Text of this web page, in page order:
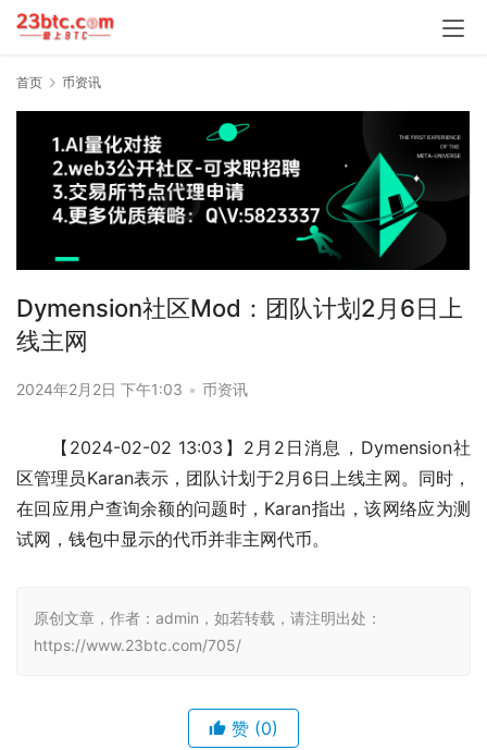
首页 币资讯
Dymension社区Mod：团队计划2月6日上
线主网
2024年2月2日 下午1:03 • 币资讯
【2024-02-02 13:03】2月2日消息，Dymension社
区管理员Karan表示，团队计划于2月6日上线主网。同时，
在回应用户查询余额的问题时，Karan指出，该网络应为测
试网，钱包中显示的代币并非主网代币。
原创文章，作者：admin，如若转载，请注明出处：
https://www.23btc.com/705/
赞 (0)